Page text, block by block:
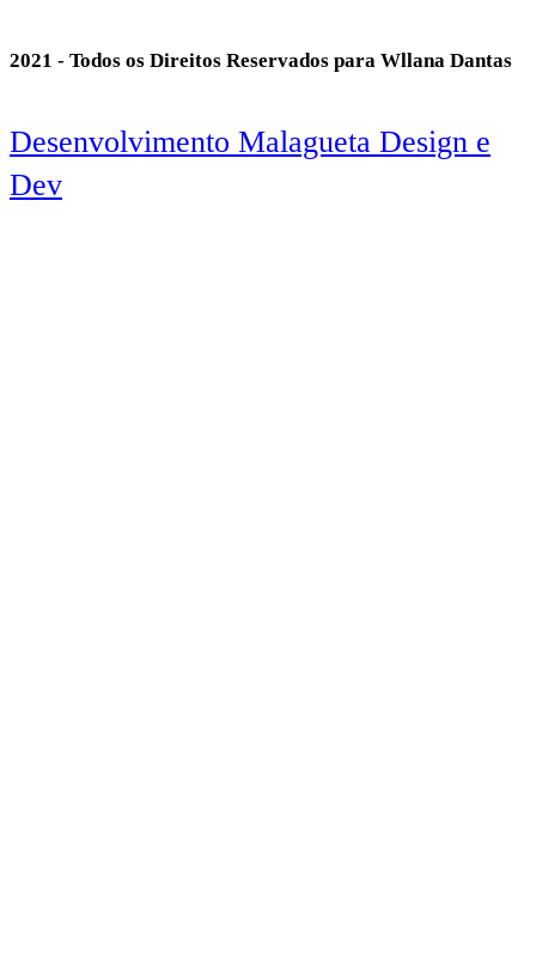
2021 - Todos os Direitos Reservados para Wllana Dantas
Desenvolvimento Malagueta Design e
Dev